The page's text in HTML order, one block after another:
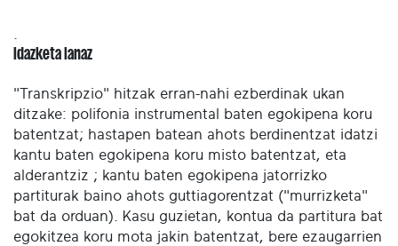
Idazketa lanaz
"Transkripzio" hitzak erran-nahi ezberdinak ukan
ditzake: polifonia instrumental baten egokipena koru
batentzat; hastapen batean ahots berdinentzat idatzi
kantu baten egokipena koru misto batentzat, eta
alderantziz ; kantu baten egokipena jatorrizko
partiturak baino ahots guttiagorentzat ("murrizketa"
bat da orduan). Kasu guzietan, kontua da partitura bat
egokitzea koru mota jakin batentzat, bere ezaugarrien